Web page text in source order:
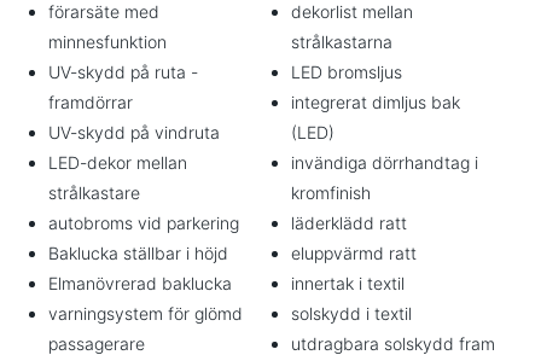
förarsäte med
minnesfunktion
UV-skydd på ruta -
framdörrar
UV-skydd på vindruta
LED-dekor mellan
strålkastare
autobroms vid parkering
Baklucka ställbar i höjd
Elmanövrerad baklucka
varningsystem för glömd
passagerare
dekorlist mellan
strålkastarna
LED bromsljus
integrerat dimljus bak
(LED)
invändiga dörrhandtag i
kromfinish
läderklädd ratt
eluppvärmd ratt
innertak i textil
solskydd i textil
utdragbara solskydd fram